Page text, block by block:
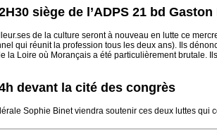
siège de l’ADPS 21 bd
de la culture seront à nouveau en lutte ce
qui réunit la profession tous les deux ans). Ils
la Loire où Morançais a été particulièrement brutale.
devant la cité des congrès
Sophie Binet viendra soutenir ces deux luttes qui